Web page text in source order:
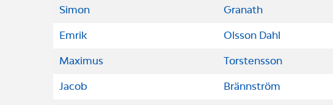
Simon Granath
Emrik Olsson Dahl
Maximus Torstensson
Jacob Brännström